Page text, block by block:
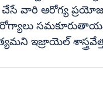
వారి ఆరోగ్య
సమకూరుతాయనే
లేని